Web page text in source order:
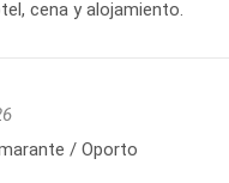
/ Oporto